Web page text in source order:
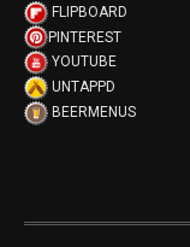
FLIPBOARD
PINTEREST
YOUTUBE
UNTAPPD
BEERMENUS